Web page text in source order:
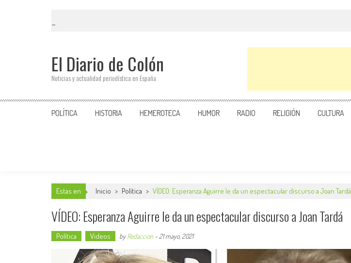
El Diario de Colón
Noticias y actualidad periodística en España
POLÍTICA HISTORIA HEMEROTECA HUMOR RADIO RELIGIÓN CULTURA
Estas en Inicio > Política > VÍDEO: Esperanza Aguirre le da un espectacular discurso a Joan Tardá
VÍDEO: Esperanza Aguirre le da un espectacular discurso a Joan Tardá
Política Videos byRedaccion - 21 mayo, 2021